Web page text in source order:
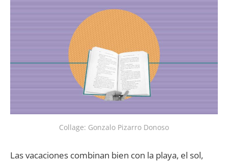
Collage: Gonzalo Pizarro Donoso
Las vacaciones combinan bien con la playa, el sol,